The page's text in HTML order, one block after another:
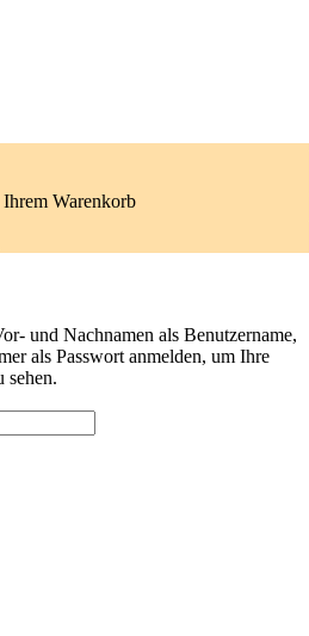
Warenkorb
und Nachnamen als Benutzername,
als Passwort anmelden, um Ihre
sehen.